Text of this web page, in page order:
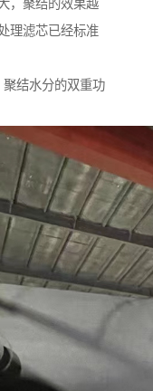
，聚结的效果越
理滤芯已经标准
结水分的双重功